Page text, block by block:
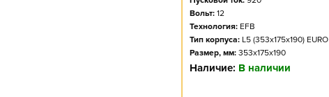
Вольт: 12
Технология: EFB
Тип корпуса: L5 (353x175x190) EURO
Размер, мм: 353x175x190
Наличие: В наличии